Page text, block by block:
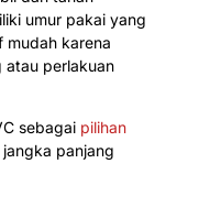
umur pakai yang
mudah karena
atau perlakuan
sebagai pilihan
panjang